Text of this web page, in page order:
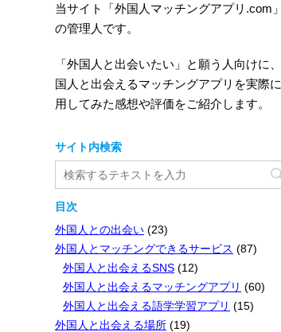
当サイト「外国人マッチングアプリ.com」
の管理人です。
「外国人と出会いたい」と願う人向けに
国人と出会えるマッチングアプリを実際
用してみた感想や評価をご紹介します。
サイト内検索
目次
外国人との出会い (23)
外国人とマッチングできるサービス (87)
外国人と出会えるSNS (12)
外国人と出会えるマッチングアプリ (60)
外国人と出会える語学学習アプリ (15)
外国人と出会える場所 (19)